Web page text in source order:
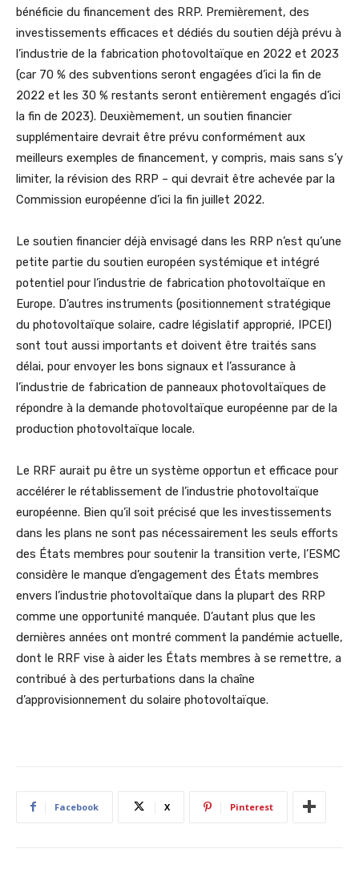
bénéficie du financement des RRP. Premièrement, des
investissements efficaces et dédiés du soutien déjà prévu à
l’industrie de la fabrication photovoltaïque en 2022 et 2023
(car 70 % des subventions seront engagées d’ici la fin de
2022 et les 30 % restants seront entièrement engagés d’ici
la fin de 2023). Deuxièmement, un soutien financier
supplémentaire devrait être prévu conformément aux
meilleurs exemples de financement, y compris, mais sans s’y
limiter, la révision des RRP – qui devrait être achevée par la
Commission européenne d’ici la fin juillet 2022.
Le soutien financier déjà envisagé dans les RRP n’est qu’une
petite partie du soutien européen systémique et intégré
potentiel pour l’industrie de fabrication photovoltaïque en
Europe. D’autres instruments (positionnement stratégique
du photovoltaïque solaire, cadre législatif approprié, IPCEI)
sont tout aussi importants et doivent être traités sans
délai, pour envoyer les bons signaux et l’assurance à
l’industrie de fabrication de panneaux photovoltaïques de
répondre à la demande photovoltaïque européenne par de la
production photovoltaïque locale.
Le RRF aurait pu être un système opportun et efficace pour
accélérer le rétablissement de l’industrie photovoltaïque
européenne. Bien qu’il soit précisé que les investissements
dans les plans ne sont pas nécessairement les seuls efforts
des États membres pour soutenir la transition verte, l’ESMC
considère le manque d’engagement des États membres
envers l’industrie photovoltaïque dans la plupart des RRP
comme une opportunité manquée. D’autant plus que les
dernières années ont montré comment la pandémie actuelle,
dont le RRF vise à aider les États membres à se remettre, a
contribué à des perturbations dans la chaîne
d’approvisionnement du solaire photovoltaïque.
Facebook X Pinterest